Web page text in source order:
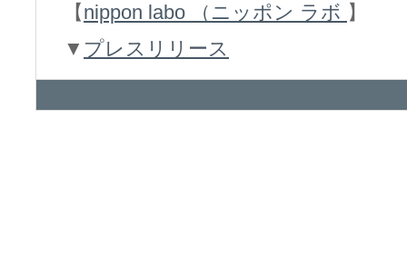
【 nippon labo （ニッポン ラボ 】
▼ プレスリリース